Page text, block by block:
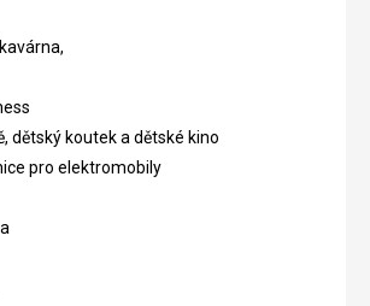
dětský koutek a dětské kino
pro elektromobily